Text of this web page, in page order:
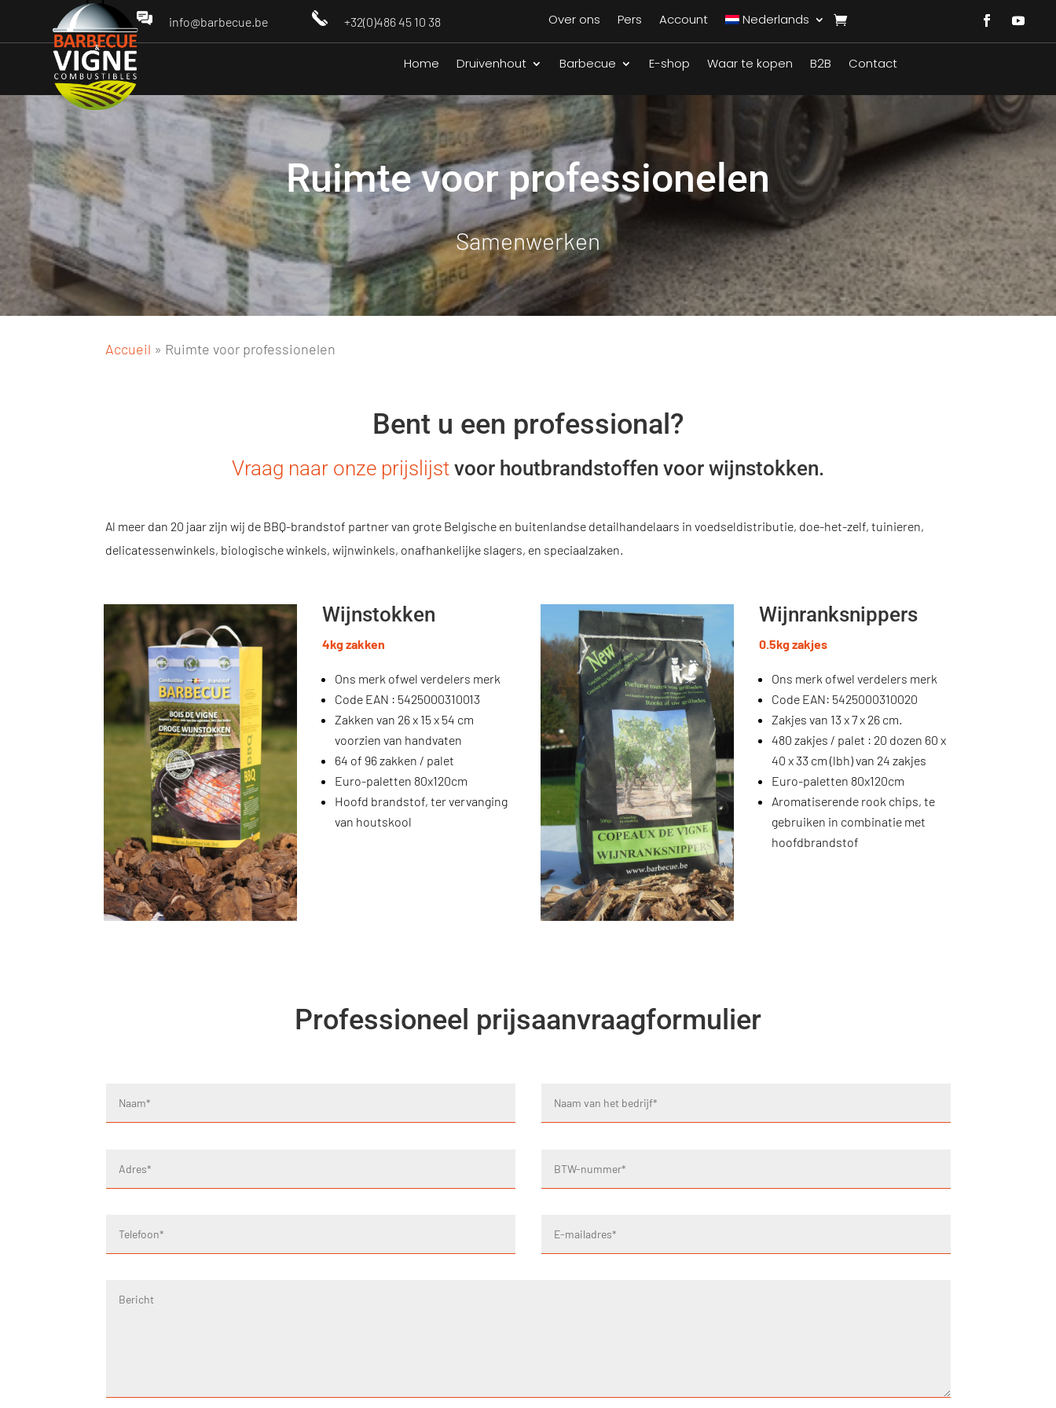
info@barbecue.be +32(0)486 45 10 38 Over ons Pers Account Nederlands
Home Druivenhout Barbecue E-shop Waar te kopen B2B Contact
Ruimte voor professionelen
Samenwerken
Accueil » Ruimte voor professionelen
Bent u een professional?
Vraag naar onze prijslijst voor houtbrandstoffen voor wijnstokken.
Al meer dan 20 jaar zijn wij de BBQ-brandstof partner van grote Belgische en buitenlandse detailhandelaars in voedseldistributie, doe-het-zelf, tuinieren,
delicatessenwinkels, biologische winkels, wijnwinkels, onafhankelijke slagers, en speciaalzaken.
Wijnstokken
4kg zakken
Ons merk ofwel verdelers merk
Code EAN : 5425000310013
Zakken van 26 x 15 x 54 cm
voorzien van handvaten
64 of 96 zakken / palet
Euro-paletten 80x120cm
Hoofd brandstof, ter vervanging
van houtskool
Wijnranksnippers
0.5kg zakjes
Ons merk ofwel verdelers merk
Code EAN: 5425000310020
Zakjes van 13 x 7 x 26 cm.
480 zakjes / palet : 20 dozen 60 x
40 x 33 cm (lbh) van 24 zakjes
Euro-paletten 80x120cm
Aromatiserende rook chips, te
gebruiken in combinatie met
hoofdbrandstof
Professioneel prijsaanvraagformulier